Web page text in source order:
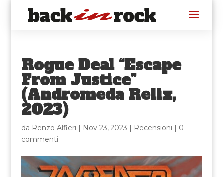
Rogue Deal “Escape
From Justice”
(Andromeda Relix,
2023)
da Renzo Alfieri | Nov 23, 2023 | Recensioni | 0
commenti